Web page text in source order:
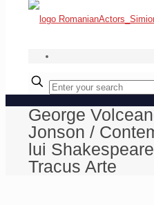
George
Jonson /
lui
Tracus Arte